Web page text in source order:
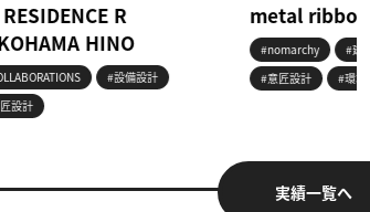
R
HINO
#設備設計
metal ribbon
#nomarchy #建築デザイン
#意匠設計
#環境設計
実績一覧へ